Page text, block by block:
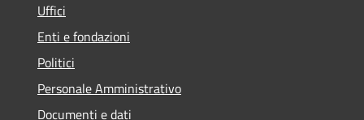
Uffici
Enti e fondazioni
Politici
Personale Amministrativo
Documenti e dati